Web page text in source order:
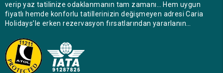
verip yaz tatilinize odaklanmanın tam zamanı… Hem uygun
fiyatlı hemde konforlu tatillerinizin değişmeyen adresi Caria
Holidays’le erken rezervasyon fırsatlarından yararlanın…